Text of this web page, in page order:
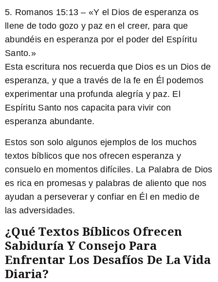
5. Romanos 15:13 – «Y el Dios de esperanza os
llene de todo gozo y paz en el creer, para que
abundéis en esperanza por el poder del Espíritu
Santo.»
Esta escritura nos recuerda que Dios es un Dios de
esperanza, y que a través de la fe en Él podemos
experimentar una profunda alegría y paz. El
Espíritu Santo nos capacita para vivir con
esperanza abundante.
Estos son solo algunos ejemplos de los muchos
textos bíblicos que nos ofrecen esperanza y
consuelo en momentos difíciles. La Palabra de Dios
es rica en promesas y palabras de aliento que nos
ayudan a perseverar y confiar en Él en medio de
las adversidades.
¿Qué Textos Bíblicos Ofrecen
Sabiduría Y Consejo Para
Enfrentar Los Desafíos De La Vida
Diaria?